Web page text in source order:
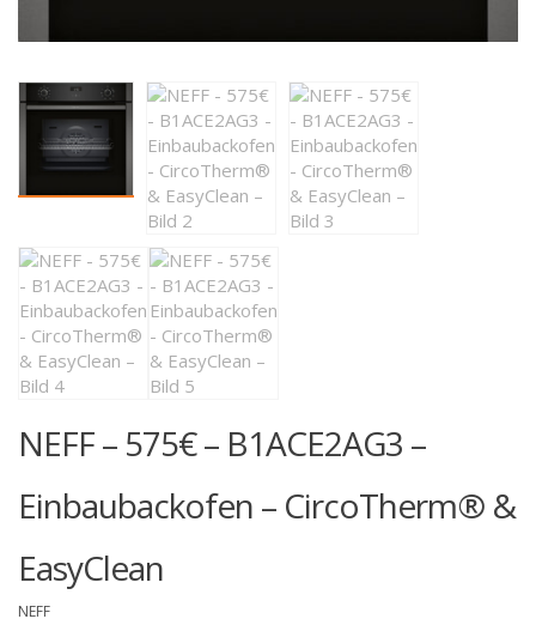
NEFF – 575€ – B1ACE2AG3 –
Einbaubackofen – CircoTherm® &
EasyClean
NEFF